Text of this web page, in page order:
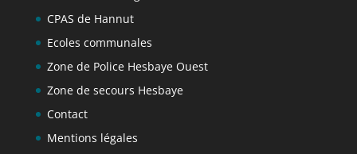
CPAS de Hannut
Ecoles communales
Zone de Police Hesbaye Ouest
Zone de secours Hesbaye
Contact
Mentions légales